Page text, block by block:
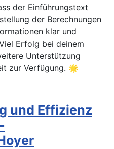
der Einführungstext
der Berechnungen
klar und
Erfolg bei deinem
Unterstützung
zur Verfügung. 🌟
und Effizienz